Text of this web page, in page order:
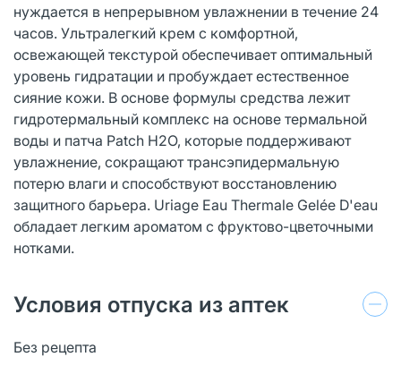
нуждается в непрерывном увлажнении в течение 24
часов. Ультралегкий крем с комфортной,
освежающей текстурой обеспечивает оптимальный
уровень гидратации и пробуждает естественное
сияние кожи. В основе формулы средства лежит
гидротермальный комплекс на основе термальной
воды и патча Patch H2O, которые поддерживают
увлажнение, сокращают трансэпидермальную
потерю влаги и способствуют восстановлению
защитного барьера. Uriage Eau Thermale Gelée D'eau
обладает легким ароматом с фруктово-цветочными
нотками.
Условия отпуска из аптек
Без рецепта